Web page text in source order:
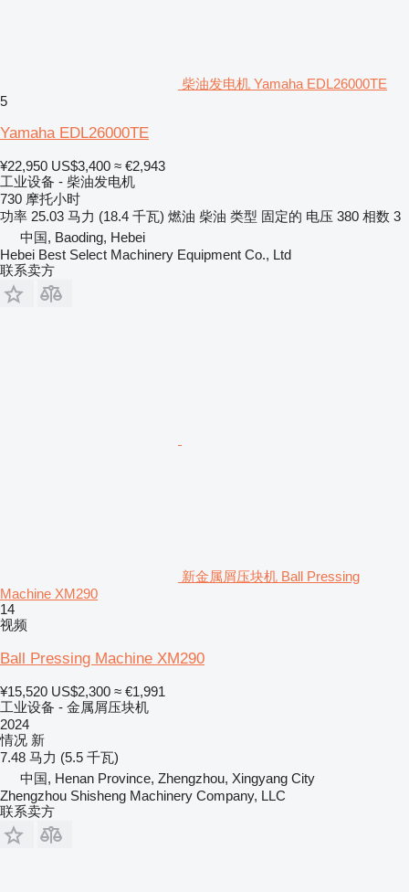
柴油发电机 Yamaha EDL26000TE
5
Yamaha EDL26000TE
¥22,950 US$3,400 ≈ €2,943
工业设备 - 柴油发电机
730 摩托小时
功率 25.03 马力 (18.4 千瓦) 燃油 柴油 类型 固定的 电压 380 相数 3
中国, Baoding, Hebei
Hebei Best Select Machinery Equipment Co., Ltd
联系卖方
新金属屑压块机 Ball Pressing
Machine XM290
14
视频
Ball Pressing Machine XM290
¥15,520 US$2,300 ≈ €1,991
工业设备 - 金属屑压块机
2024
情况 新
7.48 马力 (5.5 千瓦)
中国, Henan Province, Zhengzhou, Xingyang City
Zhengzhou Shisheng Machinery Company, LLC
联系卖方